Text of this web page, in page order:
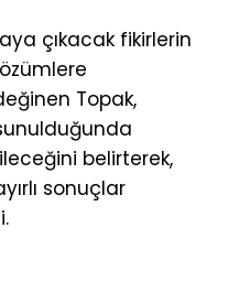
çıkacak fikirlerin
Topak,
belirterek,
sonuçlar